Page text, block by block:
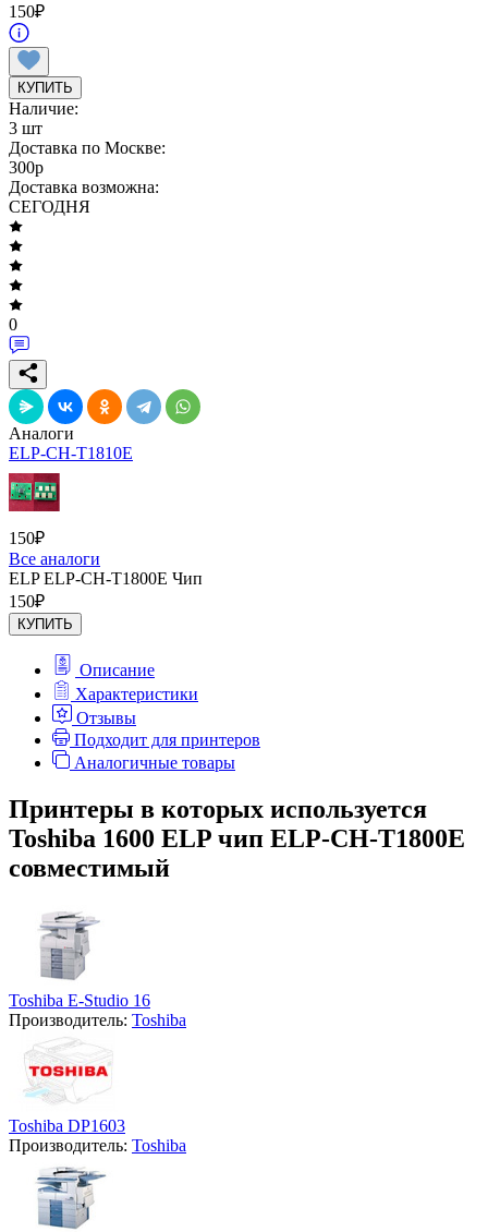
150₽
КУПИТЬ
Наличие:
3 шт
Доставка по Москве:
300p
Доставка возможна:
СЕГОДНЯ
0
Аналоги
ELP-CH-T1810E
150₽
Все аналоги
ELP ELP-CH-T1800E Чип
150₽
КУПИТЬ
Описание
Характеристики
Отзывы
Подходит для принтеров
Аналогичные товары
Принтеры в которых используется
Toshiba 1600 ELP чип ELP-CH-T1800E
совместимый
Toshiba E-Studio 16
Производитель: Toshiba
Toshiba DP1603
Производитель: Toshiba